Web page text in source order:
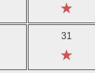
★
31
★